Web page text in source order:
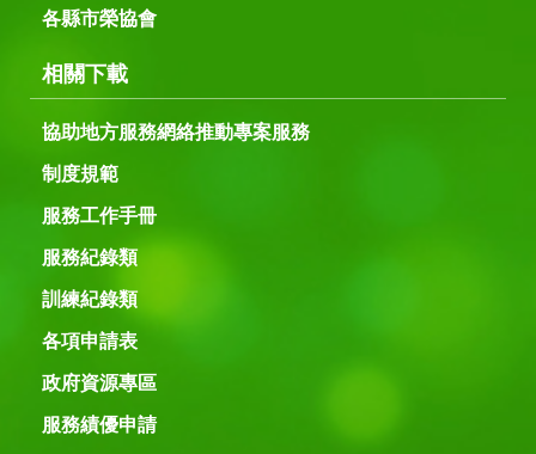
各縣市榮協會
相關下載
協助地方服務網絡推動專案服務
制度規範
服務工作手冊
服務紀錄類
訓練紀錄類
各項申請表
政府資源專區
服務績優申請